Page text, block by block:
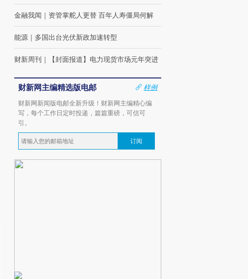
金融我闻 ｜ 资管掌舵人更替 百年人寿僵局何解
能源 ｜ 多国出台光伏新政加速转型
财新周刊 ｜ 【封面报道】电力现货市场元年突进
财新网主编精选版电邮
样例
财新网新闻版电邮全新升级！财新网主编精心编
写，每个工作日定时投递，篇篇重磅，可信可
引。
订阅